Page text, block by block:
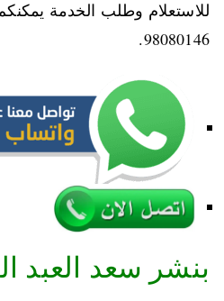
للاستعلام وطلب الخدمة
98080146‬.
بنشر سعد العبد